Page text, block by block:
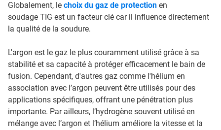
Globalement, le choix du gaz de protection en
soudage TIG est un facteur clé car il influence directement
la qualité de la soudure.
L'argon est le gaz le plus couramment utilisé grâce à sa
stabilité et sa capacité à protéger efficacement le bain de
fusion. Cependant, d'autres gaz comme l'hélium en
association avec l’argon peuvent être utilisés pour des
applications spécifiques, offrant une pénétration plus
importante. Par ailleurs, l’hydrogène souvent utilisé en
mélange avec l’argon et l’hélium améliore la vitesse et la